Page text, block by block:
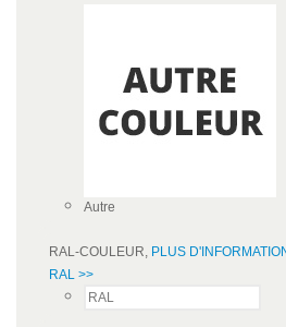
Autre
RAL-COULEUR, PLUS
RAL >>